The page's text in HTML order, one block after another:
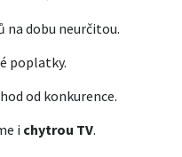
na dobu neurčitou.
poplatky.
od konkurence.
i chytrou TV.